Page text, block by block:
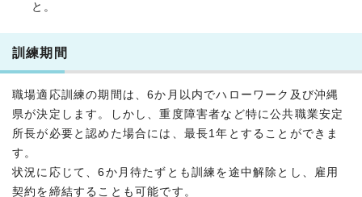
と。
訓練期間
職場適応訓練の期間は、6か月以内でハローワーク及び沖縄
県が決定します。しかし、重度障害者など特に公共職業安定
所長が必要と認めた場合には、最長1年とすることができま
す。
状況に応じて、6か月待たずとも訓練を途中解除とし、雇用
契約を締結することも可能です。